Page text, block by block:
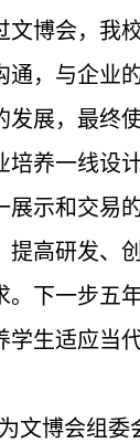
文博会，我
通，与企业
发展，最终
培养一线设
展示和交易
提高研发、
。下一步五
学生适应当
文博会组委